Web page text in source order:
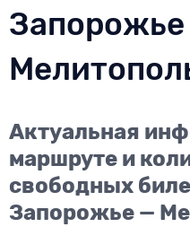
Актуальная
маршруте и
свободных
Запорожье —